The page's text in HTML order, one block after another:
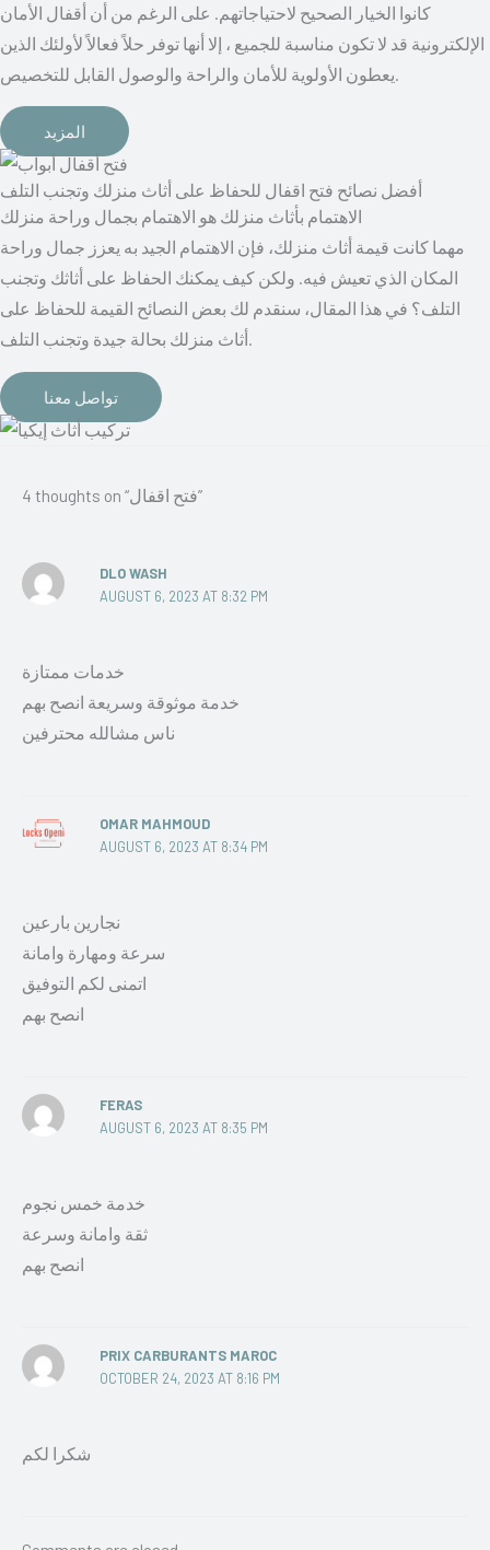
كانوا الخيار الصحيح لاحتياجاتهم. على الرغم من أن أقفال الأمان
الإلكترونية قد لا تكون مناسبة للجميع ، إلا أنها توفر حلاً فعالاً لأولئك الذين
المزيد
أفضل نصائح فتح اقفال للحفاظ على أثاث منزلك وتجنب التلف
الاهتمام بأثاث منزلك هو الاهتمام بجمال وراحة منزلك
مهما كانت قيمة أثاث منزلك، فإن الاهتمام الجيد به يعزز جمال وراحة
المكان الذي تعيش فيه. ولكن كيف يمكنك الحفاظ على أثاثك وتجنب
التلف؟ في هذا المقال، سنقدم لك بعض النصائح القيمة للحفاظ على
أثاث منزلك بحالة جيدة وتجنب التلف.
تواصل معنا
4 thoughts on “فتح اقفال”
DLO WASH
AUGUST 6, 2023 AT 8:32 PM
خدمات ممتازة
خدمة موثوقة وسريعة انصح بهم
ناس مشالله محترفين
OMAR MAHMOUD
AUGUST 6, 2023 AT 8:34 PM
نجارين بارعين
سرعة ومهارة وامانة
اتمنى لكم التوفيق
انصح بهم
FERAS
AUGUST 6, 2023 AT 8:35 PM
خدمة خمس نجوم
ثقة وامانة وسرعة
انصح بهم
PRIX CARBURANTS MAROC
OCTOBER 24, 2023 AT 8:16 PM
شكرا لكم